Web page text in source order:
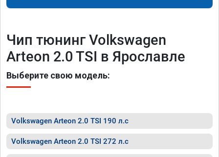
Чип тюнинг Volkswagen
Arteon 2.0 TSI в Ярославле
Выберите свою модель:
Volkswagen Arteon 2.0 TSI 190 л.с
Volkswagen Arteon 2.0 TSI 272 л.с